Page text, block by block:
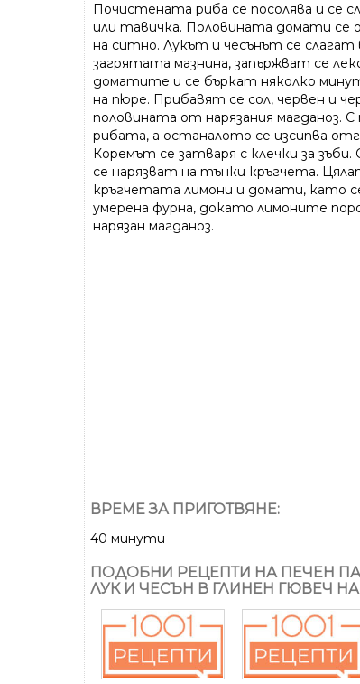
Почистената риба се посолява и се
или тавичка. Половината домати се
на ситно. Лукът и чесънът се слагат
загрятата мазнина, запържват се
доматите и се бъркат няколко
на пюре. Прибавят се сол, червен и
половината от нарязания магданоз. С
рибата, а останалото се изсипва
Коремът се затваря с клечки за
се нарязват на тънки кръгчета.
кръгчетата лимони и домати, като
умерена фурна, докато лимоните
нарязан магданоз.
ВРЕМЕ ЗА ПРИГОТВЯНЕ:
40 минути
ПОДОБНИ РЕЦЕПТИ НА ПЕЧЕН
ЛУК И ЧЕСЪН В ГЛИНЕН ГЮВЕЧ